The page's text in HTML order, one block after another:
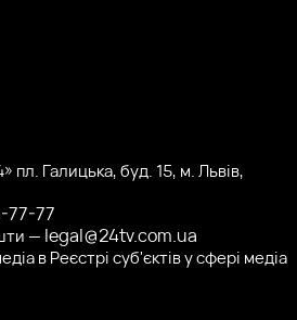
Галицька, буд. 15, м. Львів,
77-77
— legal@24tv.com.ua
в Реєстрі суб'єктів у сфері медіа